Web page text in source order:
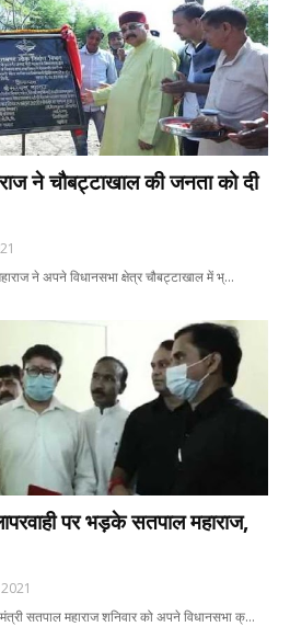
ने चौबट्टाखाल की जनता को दी
ने अपने विधानसभा क्षेत्र चौबट्टाखाल में भ्…
पर भड़के सतपाल महाराज,
सतपाल महाराज शनिवार को अपने विधानसभा क्…